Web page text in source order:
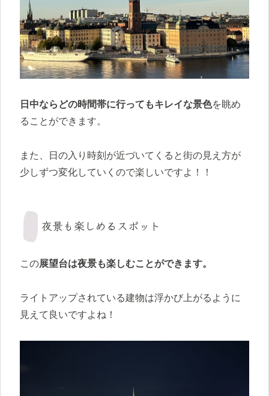
日中ならどの時間帯に行ってもキレイな景色を眺め
ることができます。
また、日の入り時刻が近づいてくると街の見え方が
少しずつ変化していくので楽しいですよ！！
夜景も楽しめるスポット
この展望台は夜景も楽しむことができます。
ライトアップされている建物は浮かび上がるように
見えて良いですよね！